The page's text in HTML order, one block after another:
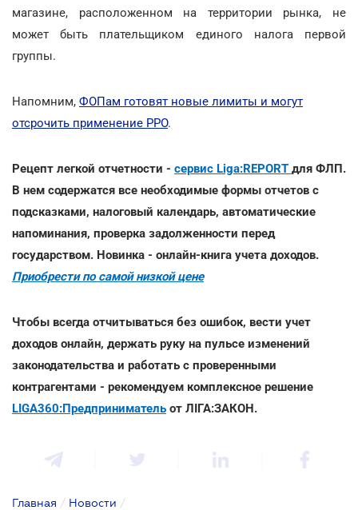
магазине, расположенном на территории рынка, не
может быть плательщиком единого налога первой
группы.
Напомним, ФОПам готовят новые лимиты и могут
отсрочить применение РРО.
Рецепт легкой отчетности - сервис Liga:REPORT для ФЛП.
В нем содержатся все необходимые формы отчетов с
подсказками, налоговый календарь, автоматические
напоминания, проверка задолженности перед
государством. Новинка - онлайн-книга учета доходов.
Приобрести по самой низкой цене
Чтобы всегда отчитываться без ошибок, вести учет
доходов онлайн, держать руку на пульсе изменений
законодательства и работать с проверенными
контрагентами - рекомендуем комплексное решение
LIGA360:Предприниматель от ЛІГА:ЗАКОН.
Главная / Новости /